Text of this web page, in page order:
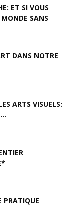
ET SI VOUS
SANS
DANS NOTRE
ARTS VISUELS:
PRATIQUE